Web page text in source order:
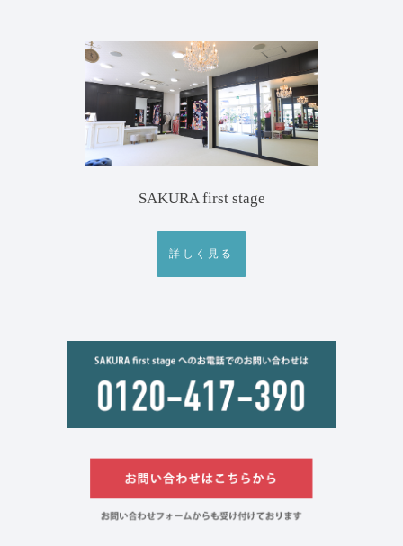
SAKURA first stage
詳しく見る